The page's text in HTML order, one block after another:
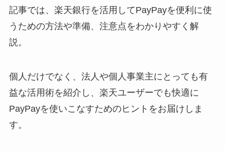
記事では、楽天銀行を活用してPayPayを便利に使
うための方法や準備、注意点をわかりやすく解
説。
個人だけでなく、法人や個人事業主にとっても有
益な活用術を紹介し、楽天ユーザーでも快適に
PayPayを使いこなすためのヒントをお届けしま
す。